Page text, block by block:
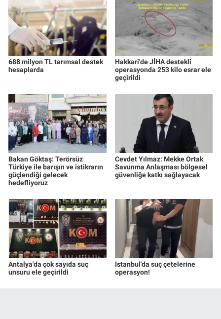
688 milyon TL tarımsal destek
hesaplarda
Hakkari'de JİHA destekli
operasyonda 253 kilo esrar ele
geçirildi
Bakan Göktaş: Terörsüz
Türkiye ile barışın ve istikrarın
güçlendiği gelecek
hedefliyoruz
Cevdet Yılmaz: Mekke Ortak
Savunma Anlaşması bölgesel
güvenliğe katkı sağlayacak
Antalya'da çok sayıda suç
unsuru ele geçirildi
İstanbul'da suç çetelerine
operasyon!